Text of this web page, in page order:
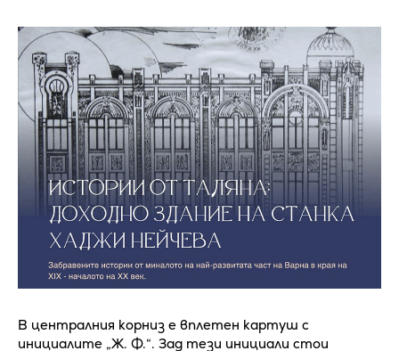
В централния корниз е вплетен картуш с
инициалите „Ж. Ф.“. Зад тези инициали стои